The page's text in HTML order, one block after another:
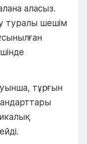
аласыз.
туралы шешім
тұрғын